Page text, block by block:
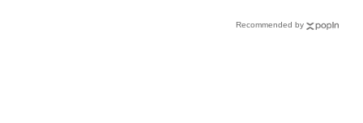
Recommended by